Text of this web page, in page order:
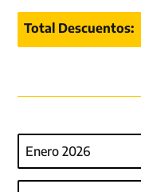
Total Descuentos:
Enero 2026